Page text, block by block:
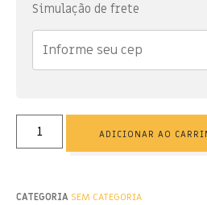
Simulação de frete
ADICIONAR AO
CATEGORIA SEM CATEGORIA